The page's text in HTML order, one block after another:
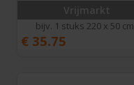
Vrijmarkt
bijv. 1 stuks 220 x 50 cm
€ 35.75